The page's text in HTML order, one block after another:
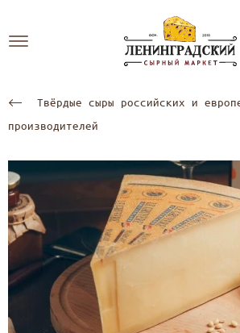
Твёрдые сыры российских и
производителей